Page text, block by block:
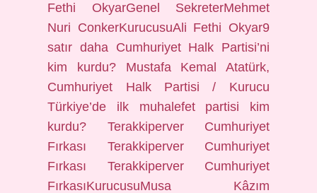
Fethi OkyarGenel SekreterMehmet
Nuri ConkerKurucusuAli Fethi Okyar9
satır daha Cumhuriyet Halk Partisi’ni
kim kurdu? Mustafa Kemal Atatürk,
Cumhuriyet Halk Partisi / Kurucu
Türkiye’de ilk muhalefet partisi kim
kurdu? Terakkiperver Cumhuriyet
Fırkası Terakkiperver Cumhuriyet
Fırkası Terakkiperver Cumhuriyet
FırkasıKurucusuMusa Kâzım